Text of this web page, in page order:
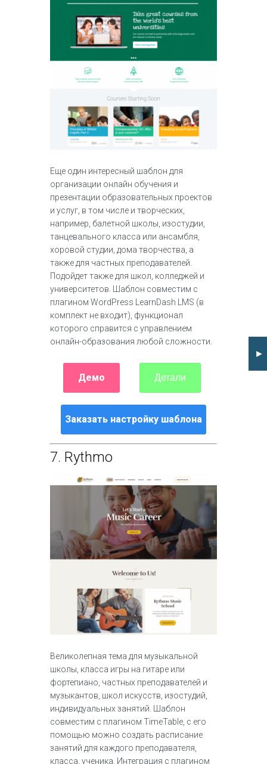
Еще один интересный шаблон для
организации онлайн обучения и
презентации образовательных проектов
и услуг, в том числе и творческих,
например, балетной школы, изостудии,
танцевального класса или ансамбля,
хоровой студии, дома творчества, а
также для частных преподавателей.
Подойдет также для школ, колледжей и
университетов. Шаблон совместим с
плагином WordPress LearnDash LMS (в
комплект не входит), функционал
которого справится с управлением
онлайн-образования любой сложности.
Демо Детали
Заказать настройку шаблона
7. Rythmo
Великолепная тема для музыкальной
школы, класса игры на гитаре или
фортепиано, частных преподавателей и
музыкантов, школ искусств, изостудий,
индивидуальных занятий. Шаблон
совместим с плагином TimeTable, с его
помощью можно создать расписание
занятий для каждого преподавателя,
класса, ученика. Интеграция с плагином
►